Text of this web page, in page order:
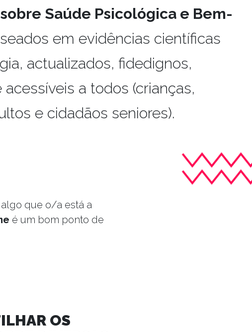
sobre Saúde Psicológica e Bem-
em evidências científicas
actualizados, fidedignos,
a todos (crianças,
e cidadãos seniores).
que o/a está a
é um bom ponto de
OS